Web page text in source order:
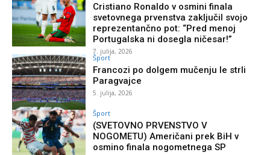
Cristiano Ronaldo v osmini finala
svetovnega prvenstva zaključil svojo
reprezentančno pot: “Pred menoj
Portugalska ni dosegla ničesar!”
7. julija, 2026
Šport
Francozi po dolgem mučenju le strli
Paragvajce
5. julija, 2026
Šport
(SVETOVNO PRVENSTVO V
NOGOMETU) Američani prek BiH v
osmino finala nogometnega SP